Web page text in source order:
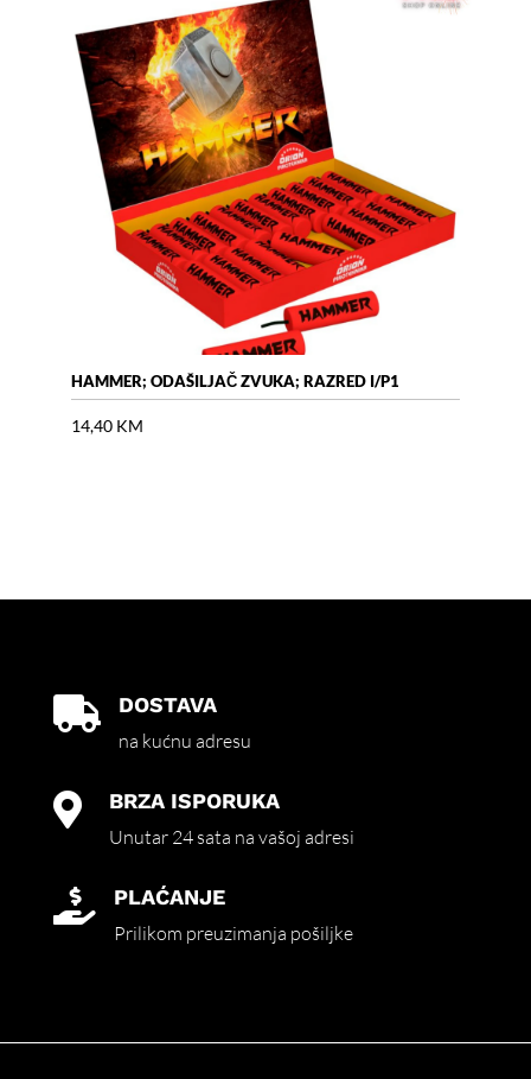
HAMMER; ODAŠILJAČ ZVUKA; RAZRED I/P1
14,40 KM
 DOSTAVA
na kućnu adresu
 BRZA ISPORUKA
Unutar 24 sata na vašoj adresi
 PLAĆANJE
Prilikom preuzimanja pošiljke